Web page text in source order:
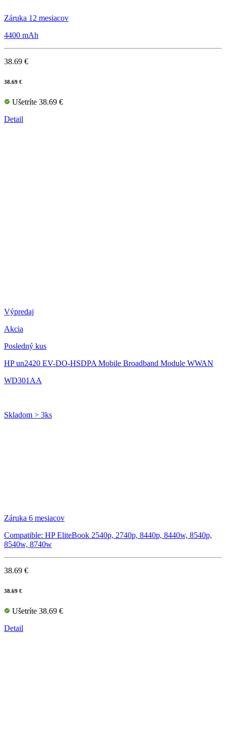
Záruka 12 mesiacov
4400 mAh
38.69 €
38.69 €
Ušetríte 38.69 €
Detail
Výpredaj
Akcia
Posledný kus
HP un2420 EV-DO-HSDPA Mobile Broadband Module WWAN
WD301AA
Skladom > 3ks
Záruka 6 mesiacov
Compatible: HP EliteBook 2540p, 2740p, 8440p, 8440w, 8540p,
8540w, 8740w
38.69 €
38.69 €
Ušetríte 38.69 €
Detail